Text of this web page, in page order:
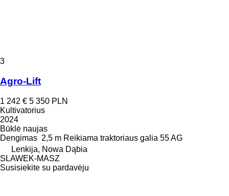
3
Agro-Lift
1 242 € 5 350 PLN
Kultivatorius
2024
Būklė naujas
Dengimas 2,5 m Reikiama traktoriaus galia 55 AG
Lenkija, Nowa Dąbia
SLAWEK-MASZ
Susisiekite su pardavėju